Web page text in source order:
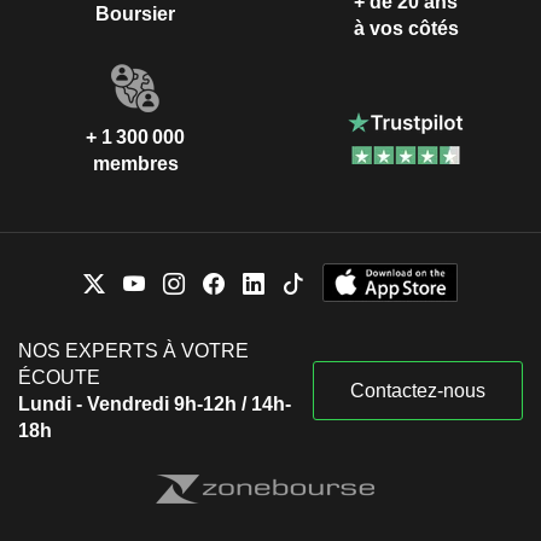
Boursier
à vos côtés
+ 1 300 000
membres
NOS EXPERTS À VOTRE
ÉCOUTE
Lundi - Vendredi 9h-12h / 14h-
18h
Contactez-nous